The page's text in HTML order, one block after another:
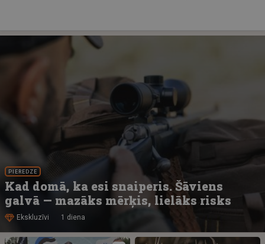
PIEREDZE
Kad domā, ka esi snaiperis. Šāviens
galvā — mazāks mērķis, lielāks risks
Ekskluzīvi 1 diena